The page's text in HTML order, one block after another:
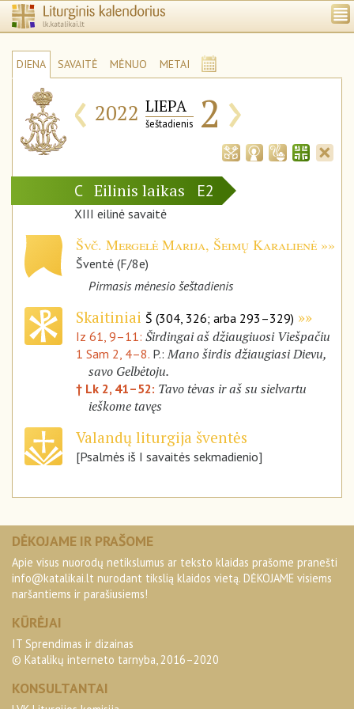
DIENA SAVAITĖ MĖNUO METAI
‹ 2022 LIEPA
šeštadienis 2 ›
C Eilinis laikas E2
XIII eilinė savaitė
Švč. Mergelė Marija, Šeimų Karalienė
Šventė (F/8e)
Pirmasis mėnesio šeštadienis
Skaitiniai Š (304, 326; arba 293–329)
Iz 61, 9–11: Širdingai aš džiaugiuosi Viešpačiu
1 Sam 2, 4–8. P.:Mano širdis džiaugiasi Dievu,
savo Gelbėtoju.
† Lk 2, 41–52: Tavo tėvas ir aš su sielvartu
ieškome tavęs
Valandų liturgija šventės
[Psalmės iš I savaitės sekmadienio]
DĖKOJAME IR PRAŠOME
Apie visus nuorodų netikslumus ar teksto klaidas prašome pranešti
info@katalikai.lt nurodant tikslią klaidos vietą. DĖKOJAME visiems
naršantiems ir parašiusiems!
KŪRĖJAI
IT Sprendimas ir dizainas
© Katalikų interneto tarnyba, 2016–2020
KONSULTANTAI